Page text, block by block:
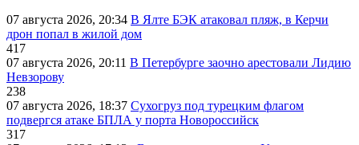
07 августа 2026, 20:34 В Ялте БЭК атаковал пляж, в Керчи
дрон попал в жилой дом
417
07 августа 2026, 20:11 В Петербурге заочно арестовали Лидию
Невзорову
238
07 августа 2026, 18:37 Сухогруз под турецким флагом
подвергся атаке БПЛА у порта Новороссийск
317